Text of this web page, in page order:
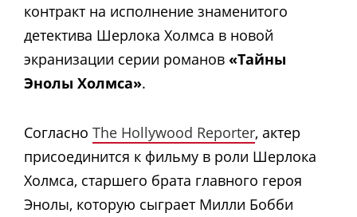
контракт на исполнение знаменитого
детектива Шерлока Холмса в новой
экранизации серии романов «Тайны
Энолы Холмса».
Согласно The Hollywood Reporter, актер
присоединится к фильму в роли Шерлока
Холмса, старшего брата главного героя
Энолы, которую сыграет Милли Бобби